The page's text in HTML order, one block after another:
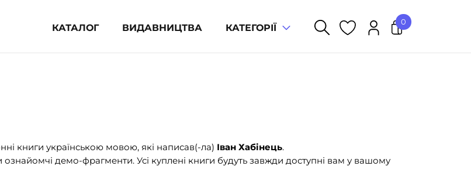
КАТАЛОГ ВИДАВНИЦТВА КАТЕГОРІЇ
(1854)
0
У кошику немає товарів.
книги українською мовою, які написав(-ла) Іван Хабінець.
демо-фрагменти. Усі куплені книги будуть завжди доступні вам у вашому